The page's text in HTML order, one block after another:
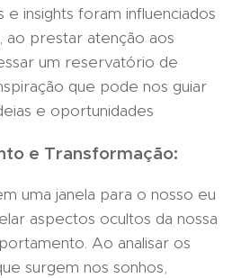
insights foram influenciados
ao prestar atenção aos
um reservatório de
que pode nos guiar
e oportunidades
e Transformação:
uma janela para o nosso eu
aspectos ocultos da nossa
Ao analisar os
surgem nos sonhos,